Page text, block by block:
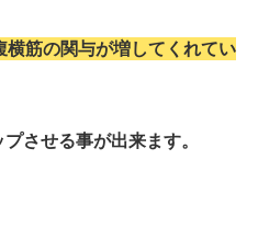
横筋の関与が増してくれてい
させる事が出来ます。